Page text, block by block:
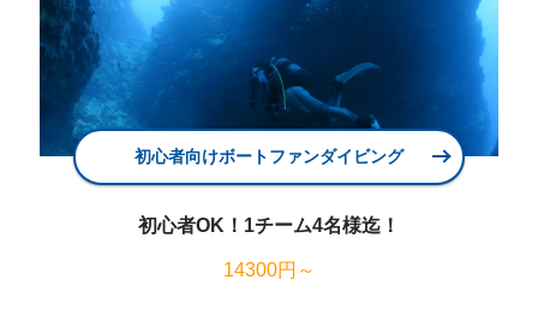
初心者向けボートファンダイビング
初心者OK！1チーム4名様迄！
14300円～